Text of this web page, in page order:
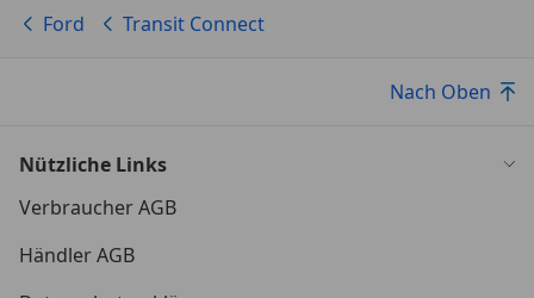
AUX-IN-Anschluss
Eco-Anzeige für verbrauchsoptimiertes Fahren
Fahrassistenz-System: Berganfahr-Assistent (Hill-
Holder)
Ford Transit Connect
Nach Oben
Nützliche Links
Verbraucher AGB
Händler AGB